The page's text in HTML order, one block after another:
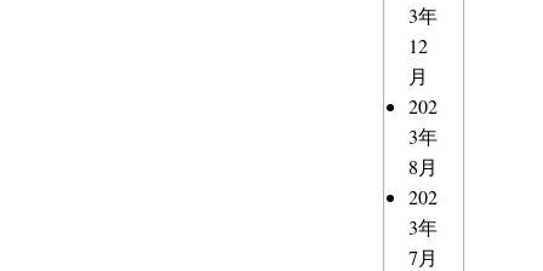
3年
12
月
202
3年
8月
202
3年
7月